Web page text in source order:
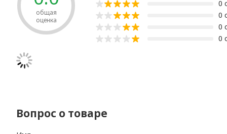
общая
оценка
0
0
0
0
Вопрос о товаре